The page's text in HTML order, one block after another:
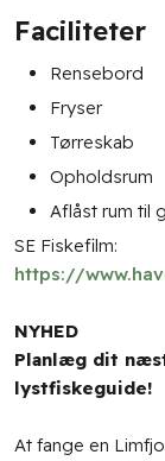
Faciliteter​
Rensebord
Fryser
Tørreskab
Opholdsrum
Aflåst rum til
SE Fiskefilm:
https://
NYHED​
Planlæg dit
lystfiskeguide!
At fange en